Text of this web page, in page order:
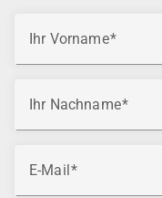
Ihr Vorname
Ihr Nachname
E-Mail